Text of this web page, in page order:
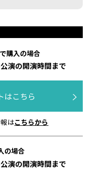
購入の場合
演の開演時間まで
はこちら
はこちらから
の場合
演の開演時間まで